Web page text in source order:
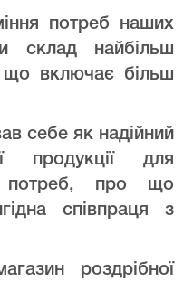
потреб наших
склад найбільш
що включає більш
себе як надійний
продукції для
потреб, про що
співпраця з
роздрібної